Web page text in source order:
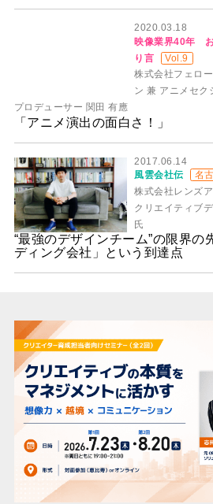
2020.03.18
映像業界40年 お
り言
Vol.9
株式会社フェロ
ン 兼 アニメセク
プロデューサー 関田 有應
「アニメ演出の面白さ！」
2017.06.14
風雲会社伝
名
株式会社レンズ
クリエイティブ
氏
“最強のデザインチーム”の限界の
ディング会社」という到達点